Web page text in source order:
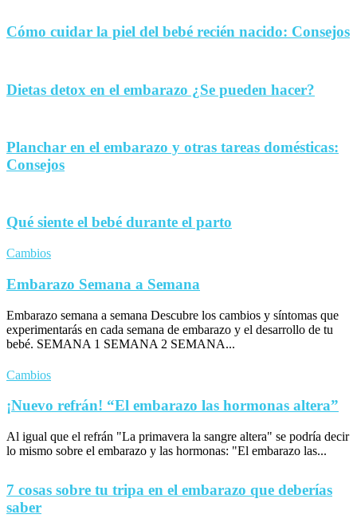
Cómo cuidar la piel del bebé recién nacido: Consejos
Dietas detox en el embarazo ¿Se pueden hacer?
Planchar en el embarazo y otras tareas domésticas:
Consejos
Qué siente el bebé durante el parto
Cambios
Embarazo Semana a Semana
Embarazo semana a semana Descubre los cambios y síntomas que
experimentarás en cada semana de embarazo y el desarrollo de tu
bebé. SEMANA 1 SEMANA 2 SEMANA...
Cambios
¡Nuevo refrán! “El embarazo las hormonas altera”
Al igual que el refrán "La primavera la sangre altera" se podría decir
lo mismo sobre el embarazo y las hormonas: "El embarazo las...
7 cosas sobre tu tripa en el embarazo que deberías
saber